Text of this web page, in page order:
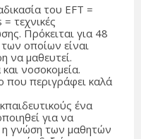
του EFT =
τεχνικές
Πρόκειται για 48
των οποίων είναι
να μαθευτεί.
νοσοκομεία.
που περιγράφει καλά
ένα
για να
η γνώση των μαθητών